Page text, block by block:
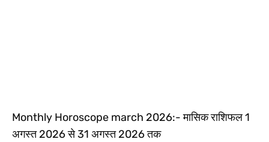
Monthly Horoscope march 2026:- मासिक राशिफल 1
अगस्त 2026 से 31 अगस्त 2026 तक